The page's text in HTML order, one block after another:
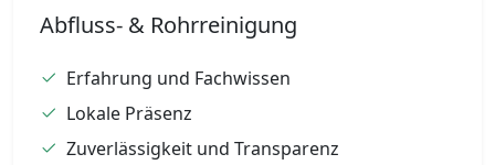
Abfluss- & Rohrreinigung
Erfahrung und Fachwissen
Lokale Präsenz
Zuverlässigkeit und Transparenz